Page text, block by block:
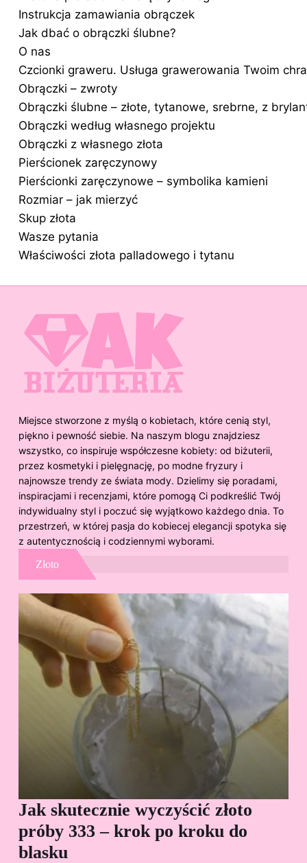
Instrukcja zamawiania obrączek
Jak dbać o obrączki ślubne?
O nas
Czcionki graweru. Usługa grawerowania Twoim
Obrączki – zwroty
Obrączki ślubne – złote, tytanowe, srebrne, z
Obrączki według własnego projektu
Obrączki z własnego złota
Pierścionek zaręczynowy
Pierścionki zaręczynowe – symbolika kamieni
Rozmiar – jak mierzyć
Skup złota
Wasze pytania
Właściwości złota palladowego i tytanu
Miejsce stworzone z myślą o kobietach, które cenią styl,
piękno i pewność siebie. Na naszym blogu znajdziesz
wszystko, co inspiruje współczesne kobiety: od biżuterii,
przez kosmetyki i pielęgnację, po modne fryzury i
najnowsze trendy ze świata mody. Dzielimy się poradami,
inspiracjami i recenzjami, które pomogą Ci podkreślić Twój
indywidualny styl i poczuć się wyjątkowo każdego dnia. To
przestrzeń, w której pasja do kobiecej elegancji spotyka się
z autentycznością i codziennymi wyborami.
Złoto
Jak skutecznie wyczyścić złoto
próby 333 – krok po kroku do
blasku